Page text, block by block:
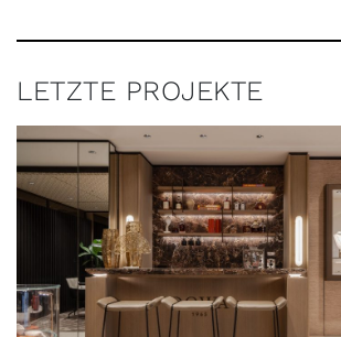
LETZTE PROJEKTE